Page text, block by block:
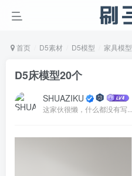
首页 D5素材 D5模型 家具模型
D5床模型20个
SHUAZIKU
这家伙很懒，什么都没有写...